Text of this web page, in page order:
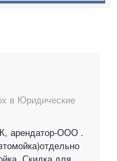
в Юридические
арендатор-ООО .